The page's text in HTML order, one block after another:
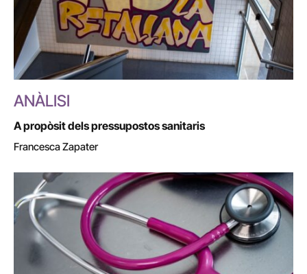
ANÀLISI
A propòsit dels pressupostos sanitaris
Francesca Zapater